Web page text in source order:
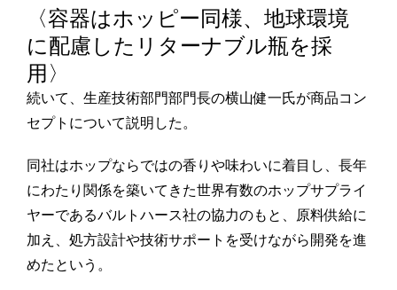
〈容器はホッピー同様、地球環境
に配慮したリターナブル瓶を採
用〉
続いて、生産技術部門部門長の横山健一氏が商品コン
セプトについて説明した。
同社はホップならではの香りや味わいに着目し、長年
にわたり関係を築いてきた世界有数のホップサプライ
ヤーであるバルトハース社の協力のもと、原料供給に
加え、処方設計や技術サポートを受けながら開発を進
めたという。